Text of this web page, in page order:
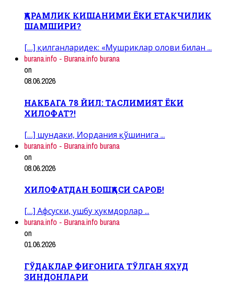
ҚАРАМЛИК КИШАНИМИ ЁКИ ЕТАКЧИЛИК
ШАМШИРИ?
[…] қилганларидек: «Мушриклар олови билан ...
burana.info - Burana.info burana
on
08.06.2026
НАКБАГА 78 ЙИЛ: ТАСЛИМИЯТ ЁКИ
ХИЛОФАТ?!
[…] шундаки, Иордания қўшинига ...
burana.info - Burana.info burana
on
08.06.2026
ХИЛОФАТДАН БОШҚАСИ САРОБ!
[…] Афсуски, ушбу ҳукмдорлар ...
burana.info - Burana.info burana
on
01.06.2026
ГЎДАКЛАР ФИҒОНИГА ТЎЛГАН ЯҲУД
ЗИНДОНЛАРИ